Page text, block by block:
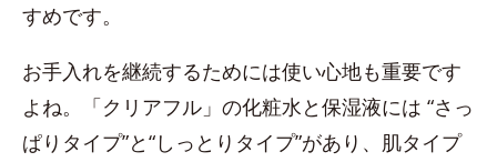
すめです。
お手入れを継続するためには使い心地も重要です
よね。「クリアフル」の化粧水と保湿液には “さっ
ぱりタイプ”と“しっとりタイプ”があり、肌タイプ